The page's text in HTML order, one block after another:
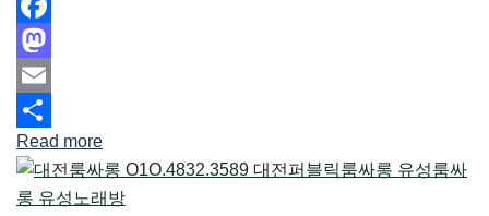
Facebook
Mastodon
Email
Share
Read more